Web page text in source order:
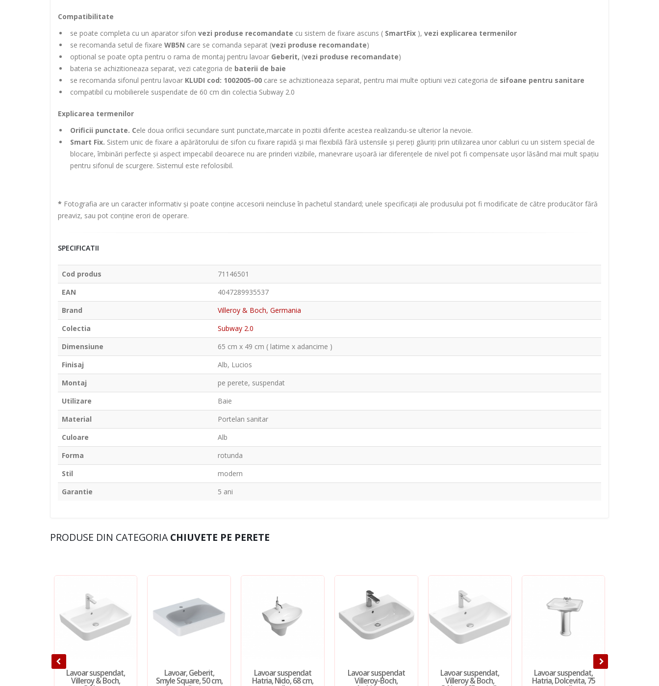
Compatibilitate
se poate completa cu un aparator sifon vezi produse recomandate cu sistem de fixare ascuns ( SmartFix ), vezi explicarea termenilor
se recomanda setul de fixare WB5N care se comanda separat (vezi produse recomandate)
optional se poate opta pentru o rama de montaj pentru lavoar Geberit, (vezi produse recomandate)
bateria se achizitioneaza separat, vezi categoria de baterii de baie
se recomanda sifonul pentru lavoar KLUDI cod: 1002005-00 care se achizitioneaza separat, pentru mai multe optiuni vezi categoria de sifoane pentru sanitare
compatibil cu mobilierele suspendate de 60 cm din colectia Subway 2.0
Explicarea termenilor
Orificii punctate. Cele doua orificii secundare sunt punctate,marcate in pozitii diferite acestea realizandu-se ulterior la nevoie.
Smart Fix. Sistem unic de fixare a apărătorului de sifon cu fixare rapidă și mai flexibilă fără ustensile și pereți găuriți prin utilizarea unor cabluri cu un sistem special de
blocare, îmbinări perfecte și aspect impecabil deoarece nu are prinderi vizibile, manevrare ușoară iar diferențele de nivel pot fi compensate ușor lăsând mai mult spațiu
pentru sifonul de scurgere. Sistemul este refolosibil.
* Fotografia are un caracter informativ și poate conține accesorii neincluse în pachetul standard; unele specificații ale produsului pot fi modificate de către producător fără
preaviz, sau pot conține erori de operare.
SPECIFICATII
Cod produs
71146501
EAN
4047289935537
Brand
Villeroy & Boch, Germania
Colectia
Subway 2.0
Dimensiune
65 cm x 49 cm ( latime x adancime )
Finisaj
Alb, Lucios
Montaj
pe perete, suspendat
Utilizare
Baie
Material
Portelan sanitar
Culoare
Alb
Forma
rotunda
Stil
modern
Garantie
5 ani
PRODUSE DIN CATEGORIACHIUVETE PE PERETE
Lavoar suspendat,
Villeroy & Boch,
Lavoar, Geberit,
Smyle Square, 50 cm,
Lavoar suspendat
Hatria, Nido, 68 cm,
Lavoar suspendat
Villeroy-Boch,
Lavoar suspendat,
Villeroy & Boch,
Lavoar suspendat,
Hatria, Dolcevita, 75